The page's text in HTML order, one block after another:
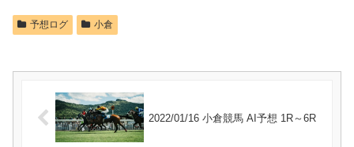
予想ログ 小倉
2022/01/16 小倉競馬 AI予想 1R～6R